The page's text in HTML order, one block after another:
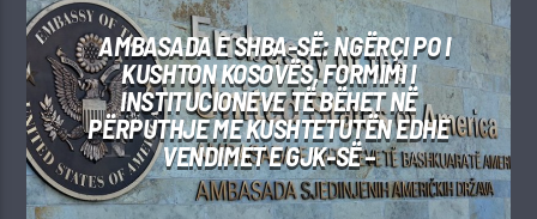
AMBASADA E SHBA-SË: NGËRÇI PO I
KUSHTON KOSOVËS, FORMIMI I
INSTITUCIONEVE TË BËHET NË
PËRPUTHJE ME KUSHTETUTËN EDHE
VENDIMET E GJK-SË –